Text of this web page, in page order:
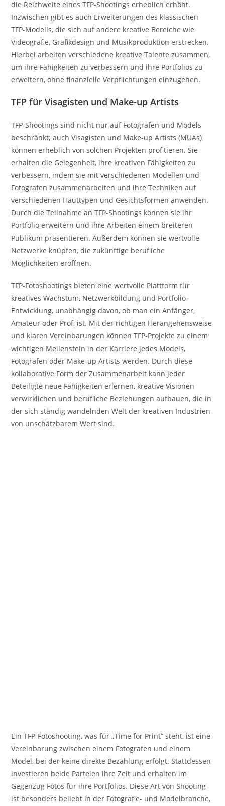
die Reichweite eines TFP-Shootings erheblich erhöht.
Inzwischen gibt es auch Erweiterungen des klassischen
TFP-Modells, die sich auf andere kreative Bereiche wie
Videografie, Grafikdesign und Musikproduktion erstrecken.
Hierbei arbeiten verschiedene kreative Talente zusammen,
um ihre Fähigkeiten zu verbessern und ihre Portfolios zu
erweitern, ohne finanzielle Verpflichtungen einzugehen.
TFP für Visagisten und Make-up Artists
TFP-Shootings sind nicht nur auf Fotografen und Models
beschränkt; auch Visagisten und Make-up Artists (MUAs)
können erheblich von solchen Projekten profitieren. Sie
erhalten die Gelegenheit, ihre kreativen Fähigkeiten zu
verbessern, indem sie mit verschiedenen Modellen und
Fotografen zusammenarbeiten und ihre Techniken auf
verschiedenen Hauttypen und Gesichtsformen anwenden.
Durch die Teilnahme an TFP-Shootings können sie ihr
Portfolio erweitern und ihre Arbeiten einem breiteren
Publikum präsentieren. Außerdem können sie wertvolle
Netzwerke knüpfen, die zukünftige berufliche
Möglichkeiten eröffnen.
TFP-Fotoshootings bieten eine wertvolle Plattform für
kreatives Wachstum, Netzwerkbildung und Portfolio-
Entwicklung, unabhängig davon, ob man ein Anfänger,
Amateur oder Profi ist. Mit der richtigen Herangehensweise
und klaren Vereinbarungen können TFP-Projekte zu einem
wichtigen Meilenstein in der Karriere jedes Models,
Fotografen oder Make-up Artists werden. Durch diese
kollaborative Form der Zusammenarbeit kann jeder
Beteiligte neue Fähigkeiten erlernen, kreative Visionen
verwirklichen und berufliche Beziehungen aufbauen, die in
der sich ständig wandelnden Welt der kreativen Industrien
von unschätzbarem Wert sind.
Ein TFP-Fotoshooting, was für „Time for Print“ steht, ist eine
Vereinbarung zwischen einem Fotografen und einem
Model, bei der keine direkte Bezahlung erfolgt. Stattdessen
investieren beide Parteien ihre Zeit und erhalten im
Gegenzug Fotos für ihre Portfolios. Diese Art von Shooting
ist besonders beliebt in der Fotografie- und Modelbranche,